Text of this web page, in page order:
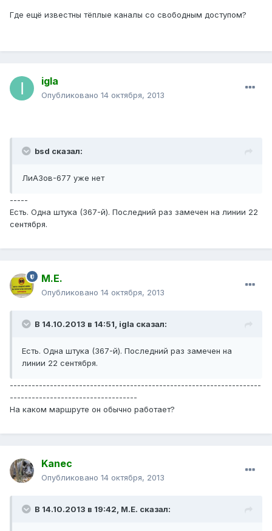
Где ещё известны тёплые каналы со свободным доступом?
igla
Опубликовано 14 октября, 2013
bsd сказал:
ЛиАЗов-677 уже нет
-----
Есть. Одна штука (367-й). Последний раз замечен на линии 22
cентября.
М.Е.
Опубликовано 14 октября, 2013
В 14.10.2013 в 14:51, igla сказал:
Есть. Одна штука (367-й). Последний раз замечен на
линии 22 cентября.
---------------------------------------------------------------------
-----------------------------------
На каком маршруте он обычно работает?
Kanec
Опубликовано 14 октября, 2013
В 14.10.2013 в 19:42, М.Е. сказал: